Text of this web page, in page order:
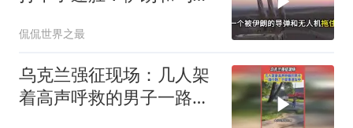
侃侃世界之最
乌克兰强征现场：几人架
着高声呼救的男子一路小